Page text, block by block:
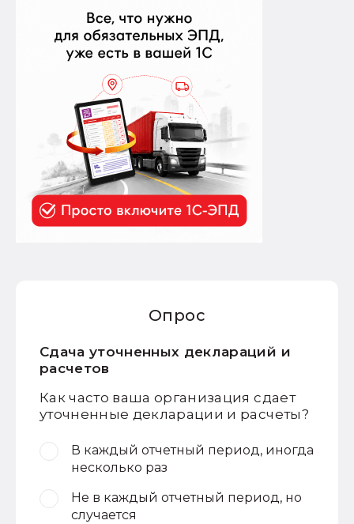
Опрос
Сдача уточненных деклараций и
расчетов
Как часто ваша организация сдает
уточненные декларации и расчеты?
В каждый отчетный период, иногда
несколько раз
Не в каждый отчетный период, но
случается